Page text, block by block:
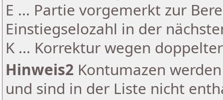
E ... Partie vorgemerkt zur
Einstiegselozahl in der
K ... Korrektur wegen
Hinweis2 Kontumazen
und sind in der Liste nicht